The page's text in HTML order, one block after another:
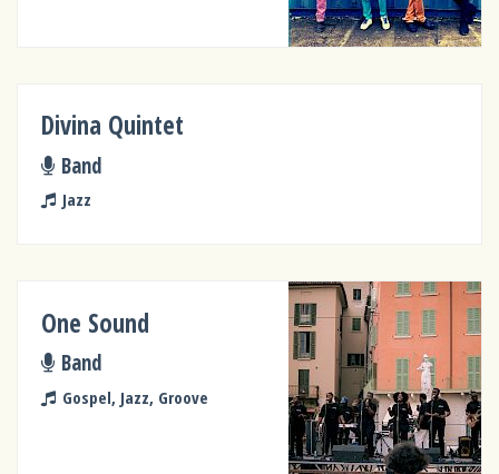
Divina Quintet
Band
Jazz
One Sound
Band
Gospel, Jazz, Groove